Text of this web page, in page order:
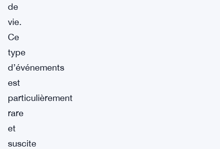
de
vie.
Ce
type
d’événements
est
particulièrement
rare
et
suscite